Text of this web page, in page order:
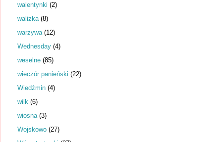
walentynki (2)
walizka (8)
warzywa (12)
Wednesday (4)
weselne (85)
wieczór panieński (22)
Wiedźmin (4)
wilk (6)
wiosna (3)
Wojskowo (27)